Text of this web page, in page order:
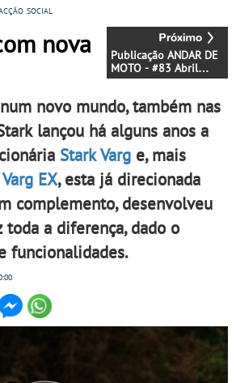
social
Publicação ANDAR DE
MOTO - #83 Abril
2025 - Já disponível !
nova
novo mundo, também nas
lançou há alguns anos a
Stark Varg e, mais
Varg EX, esta já direcionada
complemento, desenvolveu
toda a diferença, dado o
funcionalidades.